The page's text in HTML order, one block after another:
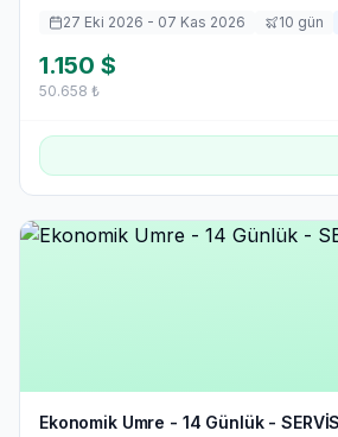
27 Eki 2026 - 07 Kas 2026 10 gün
1.150 $
50.658 ₺
Ekonomik Umre - 14 Günlük -